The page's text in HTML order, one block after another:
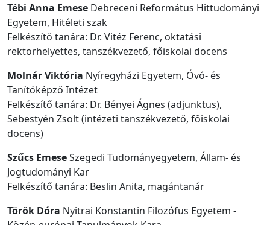
Tébi Anna Emese Debreceni Református Hittudományi
Egyetem, Hitéleti szak
Felkészítő tanára: Dr. Vitéz Ferenc, oktatási
rektorhelyettes, tanszékvezető, főiskolai docens
Molnár Viktória Nyíregyházi Egyetem, Óvó- és
Tanítóképző Intézet
Felkészítő tanára: Dr. Bényei Ágnes (adjunktus),
Sebestyén Zsolt (intézeti tanszékvezető, főiskolai
docens)
Szűcs EmeseSzegedi Tudományegyetem, Állam- és
Jogtudományi Kar
Felkészítő tanára: Beslin Anita, magántanár
Török Dóra Nyitrai Konstantin Filozófus Egyetem -